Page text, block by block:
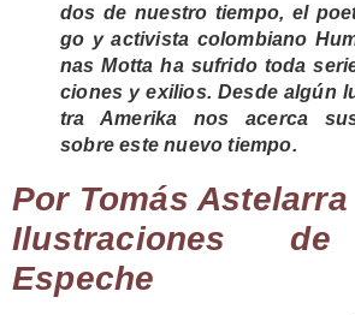
dos de nues­tro tiem­po, el
go y acti­vis­ta colom­biano
nas Mot­ta ha sufri­do toda
cio­nes y exi­lios. Des­de algún
tra Ame­ri­ka nos acer­ca
sobre este nue­vo tiem­po.
Por Tomás Aste­la­rra
Ilus­tra­cio­nes
Espeche